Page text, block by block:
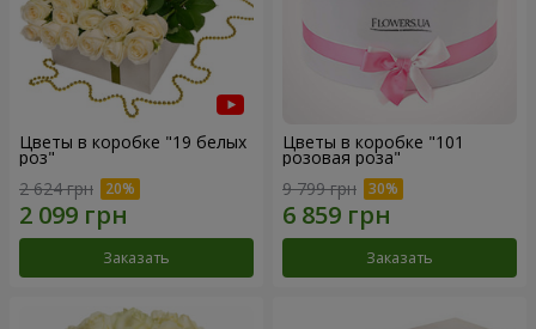
Цветы в коробке "19 белых
роз"
2 624 грн
Заказать
Цветы в коробке "101
розовая роза"
9 799 грн
Заказать